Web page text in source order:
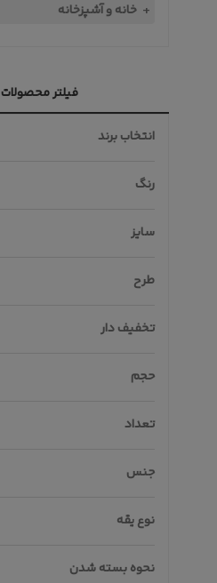
خانه و آشپزخانه
فیلتر محصولات
انتخاب برند
رنگ
سایز
طرح
تخفیف دار
حجم
تعداد
جنس
نوع یقه
نحوه بسته شدن